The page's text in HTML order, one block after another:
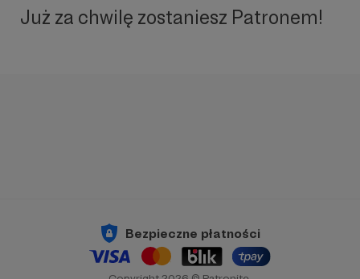
Już za chwilę zostaniesz Patronem!
Bezpieczne płatności